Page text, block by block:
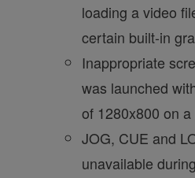
loading a video
certain built-in
Inappropriate
was launched
of 1280x800 on a
JOG, CUE and
unavailable